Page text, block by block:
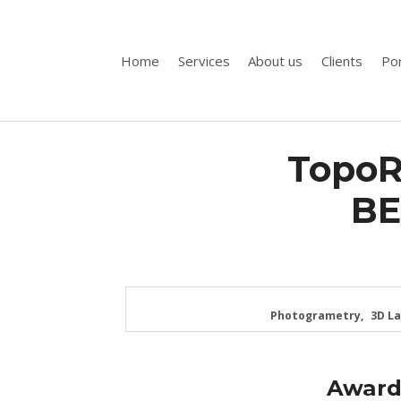
LASER SCANNING 3D, GEOCIÊNCIAS, TOPOGRAFIA, ENGENHARIA, PROJETO
Home Services About us Clients
Photogrametry 3D